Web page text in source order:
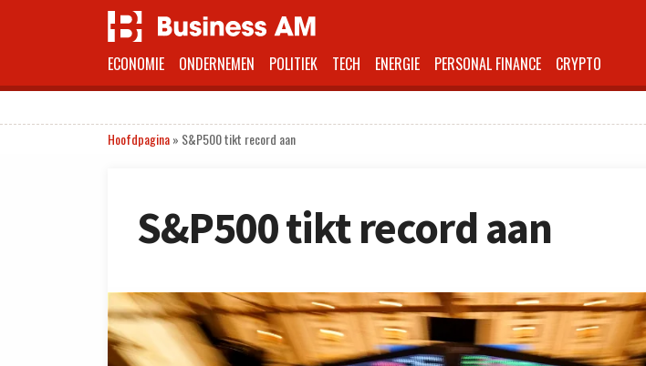
ECONOMIE ONDERNEMEN POLITIEK TECH ENERGIE PERSONAL FINANCE CRYPTO
Hoofdpagina» S&P500 tikt record aan
S&P500 tikt record aan